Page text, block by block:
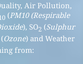
Air Pollution,
(PM10 (Respirable
), SO2 (Sulphur
(Ozone) and Weather
from: